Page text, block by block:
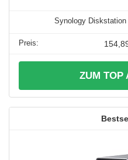
Synology
ZUM TOP